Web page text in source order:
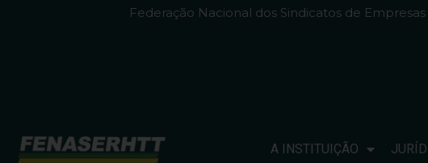
Federação Nacional dos Sindicatos de
A INSTITUIÇÃO